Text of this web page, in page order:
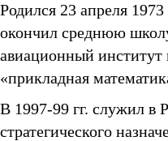
Родился 23 апреля
окончил среднюю
авиационный институт
«прикладная
В 1997-99 гг. служил в
стратегического